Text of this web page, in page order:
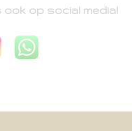
op social media!